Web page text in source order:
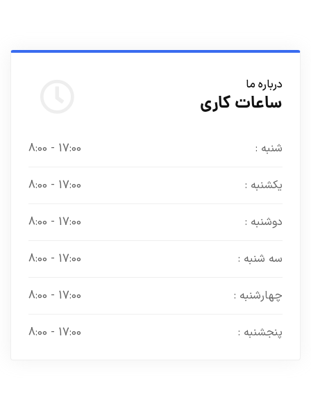
درباره ما
ساعات کاری
شنبه : 17:00 - 8:00
یکشنبه : 17:00 - 8:00
دوشنبه : 17:00 - 8:00
سه شنبه : 17:00 - 8:00
چهارشنبه : 17:00 - 8:00
پنجشنبه : 17:00 - 8:00